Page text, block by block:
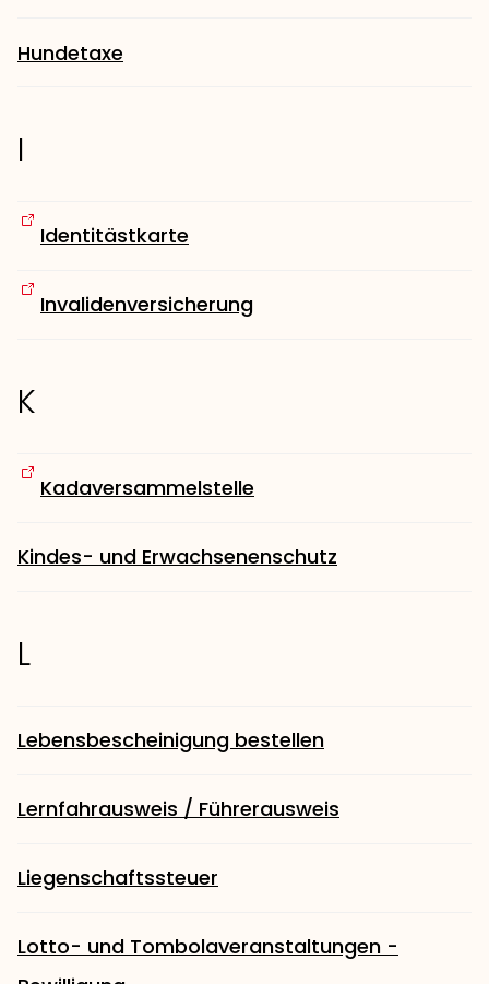
Hundetaxe
I
Identitästkarte
Invalidenversicherung
K
Kadaversammelstelle
Kindes- und Erwachsenenschutz
L
Lebensbescheinigung bestellen
Lernfahrausweis / Führerausweis
Liegenschaftssteuer
Lotto- und Tombolaveranstaltungen -